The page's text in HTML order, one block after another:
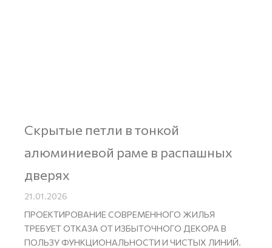
Скрытые петли в тонкой
алюминиевой раме в распашных
дверях
21.01.2026
ПРОЕКТИРОВАНИЕ СОВРЕМЕННОГО ЖИЛЬЯ
ТРЕБУЕТ ОТКАЗА ОТ ИЗБЫТОЧНОГО ДЕКОРА В
ПОЛЬЗУ ФУНКЦИОНАЛЬНОСТИ И ЧИСТЫХ ЛИНИЙ.